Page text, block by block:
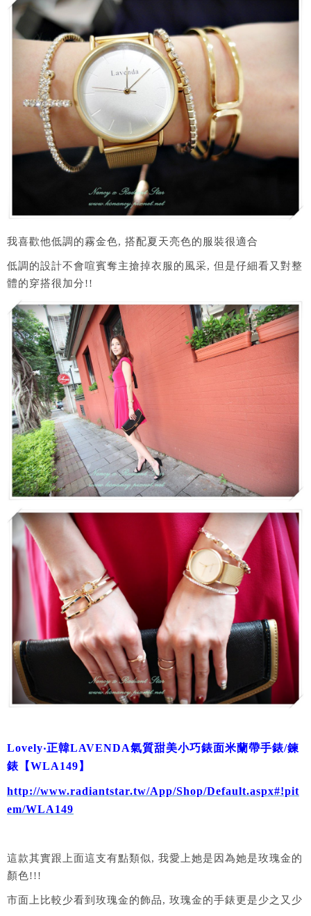
我喜歡他低調的霧金色, 搭配夏天亮色的服裝很適合
低調的設計不會喧賓奪主搶掉衣服的風采, 但是仔細看又對整
體的穿搭很加分!!
Lovely‧正韓LAVENDA氣質甜美小巧錶面米蘭帶手錶/鍊
錶【WLA149】
http://www.radiantstar.tw/App/Shop/Default.aspx#!pit
em/WLA149
這款其實跟上面這支有點類似, 我愛上她是因為她是玫瑰金的
顏色!!!
市面上比較少看到玫瑰金的飾品, 玫瑰金的手錶更是少之又少